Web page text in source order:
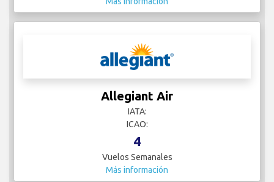
Allegiant Air
IATA:
ICAO:
4
Vuelos Semanales
Más información